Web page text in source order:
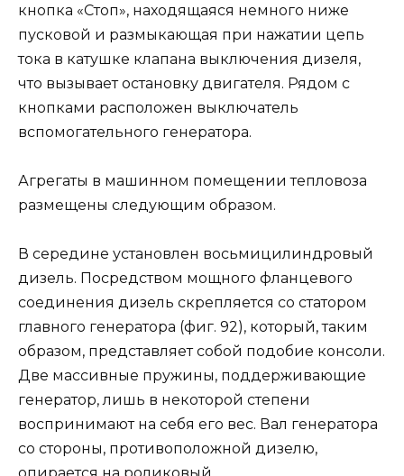
кнопка «Стоп», находящаяся немного ниже
пусковой и размыкающая при нажатии цепь
тока в катушке клапана выключения дизеля,
что вызывает остановку двигателя. Рядом с
кнопками расположен выключатель
вспомогательного генератора.
Агрегаты в машинном помещении тепловоза
размещены следующим образом.
В середине установлен восьмицилиндровый
дизель. Посредством мощного фланцевого
соединения дизель скрепляется со статором
главного генератора (фиг. 92), который, таким
образом, представляет собой подобие консоли.
Две массивные пружины, поддерживающие
генератор, лишь в некоторой степени
воспринимают на себя его вес. Вал генератора
со стороны, противоположной дизелю,